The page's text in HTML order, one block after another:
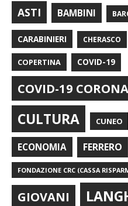
ASTI BAMBINI
CARABINIERI CHERASCO
COPERTINA COVID-19
COVID-19
CULTURA CUNEO
ECONOMIA FERRERO
FONDAZIONE CRC (CASSA
GIOVANI